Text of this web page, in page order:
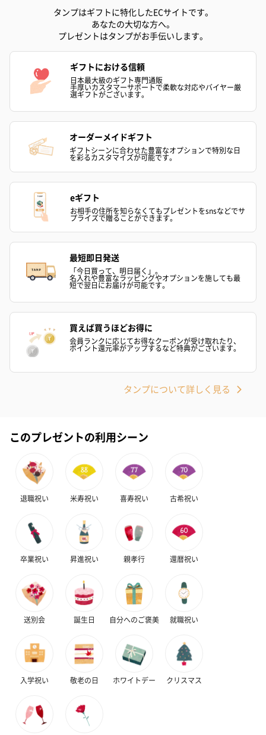
ンセンススティック
ンセンススティック
（St.OSMANTHUS）
（880円）
お酒を同梱してお届けいたします。
※20歳未満の方への酒類の販売はいたしません。
プレミアムビール イネ
ディット（712円）
実楽山田錦 特別純米
酒（655円）
ジョニ－ウ
ブラック１２
おつまみ・その他
のオイル漬（981円）
のオイル漬（塩麹&レモ
ン）（981円）
タンプはギフトに特化したECサイトです。
あなたの大切な方へ。
プレゼントはタンプがお手伝いします。
ギフトにおける信頼
日本最大級のギフト専門通販
手厚いカスタマーサポートで柔軟な対応やバイヤー厳
選ギフトがございます。
オーダーメイドギフト
ギフトシーンに合わせた豊富なオプションで特別な日
を彩るカスタマイズが可能です。
eギフト
お相手の住所を知らなくてもプレゼントをsnsなどでサ
プライズで贈ることができます。
最短即日発送
「今日買って、明日届く」。
名入れや豊富なラッピングやオプションを施しても最
短で翌日にお届けが可能です。
買えば買うほどお得に
会員ランクに応じてお得なクーポンが受け取れたり、
ポイント還元率がアップするなど特典がございます。
タンプについて詳しく見る
このプレゼントの利用シーン
退職祝い 米寿祝い 喜寿祝い 古希祝い
卒業祝い 昇進祝い 親孝行 還暦祝い
送別会 誕生日 自分へのご褒美 就職祝い
入学祝い 敬老の日 ホワイトデー クリスマス